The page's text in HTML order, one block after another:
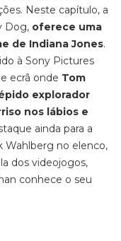
Neste capítulo, a
Dog, oferece uma
de Indiana Jones.
à Sony Pictures
ecrã onde Tom
explorador
nos lábios e
ainda para a
Wahlberg no elenco,
dos videojogos,
conhece o seu